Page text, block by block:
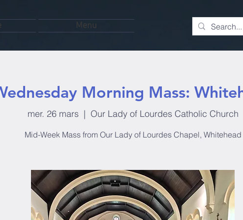
Menu
Morning Mass:
mer. 26 mars
  |
Our Lady of Lourdes Catholic Church
Mid-Week Mass from Our Lady of Lourdes Chapel, Whitehead